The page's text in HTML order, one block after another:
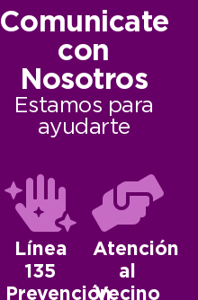
Comunicate
con
Nosotros
Estamos para
ayudarte
Línea
135
Prevención
Atención
al
Vecino